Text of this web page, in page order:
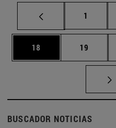
Página
1
Página
18 Página
19
BUSCADOR NOTICIAS